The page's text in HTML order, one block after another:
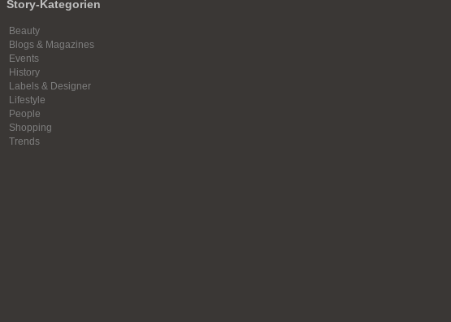
Story-Kategorien
Beauty
Blogs & Magazines
Events
History
Labels & Designer
Lifestyle
People
Shopping
Trends